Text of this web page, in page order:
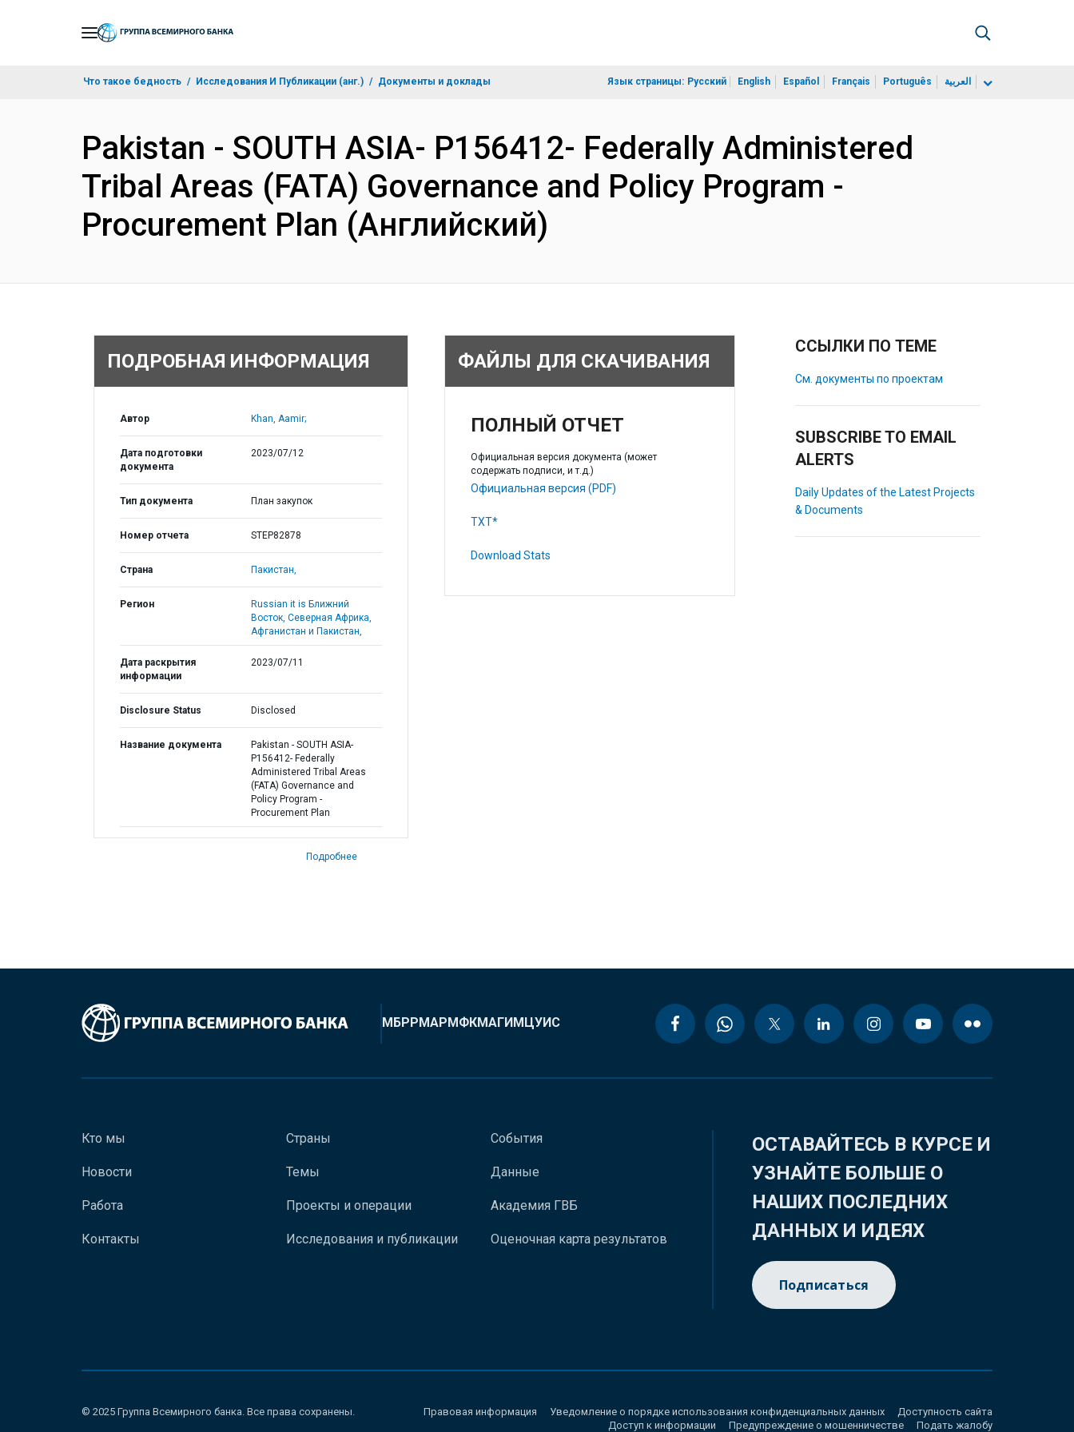
Что такое бедность Исследования И Публикации (анг.) Документы и доклады Язык страницы: Русский English Español Français Português العربية
Pakistan - SOUTH ASIA- P156412- Federally Administered
Tribal Areas (FATA) Governance and Policy Program -
Procurement Plan (Английский)
ПОДРОБНАЯ ИНФОРМАЦИЯ
Автор Khan, Aamir;
Дата подготовки
документа
2023/07/12
Тип документа План закупок
Номер отчета STEP82878
Страна Пакистан,
Регион
Russian it is Ближний
Восток, Северная Африка,
Афганистан и Пакистан,
Дата раскрытия
информации
2023/07/11
Disclosure Status Disclosed
Название документа
Pakistan - SOUTH ASIA-
P156412- Federally
Administered Tribal Areas
(FATA) Governance and
Policy Program -
Procurement Plan
Подробнее
ФАЙЛЫ ДЛЯ СКАЧИВАНИЯ
ПОЛНЫЙ ОТЧЕТ
Официальная версия документа (может
содержать подписи, и т.д.)
Официальная версия (PDF)
TXT*
Download Stats
ССЫЛКИ ПО ТЕМЕ
См. документы по проектам
SUBSCRIBE TO EMAIL
ALERTS
Daily Updates of the Latest Projects
& Documents
МБРРМАРМФКМАГИМЦУИС
Кто мы
Новости
Работа
Контакты
Страны
Темы
Проекты и операции
Исследования и публикации
События
Данные
Академия ГВБ
Оценочная карта результатов
ОСТАВАЙТЕСЬ В КУРСЕ И
УЗНАЙТЕ БОЛЬШЕ О
НАШИХ ПОСЛЕДНИХ
ДАННЫХ И ИДЕЯХ
Подписаться
© 2025 Группа Всемирного банка. Все права сохранены. Правовая информация Уведомление о порядке использования конфиденциальных данных
Доступность сайта
Доступ к информации
Предупреждение о мошенничестве Подать жалобу